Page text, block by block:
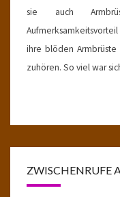
sie auch
ihre blöden
zuhören. So viel war
ZWISCHENRUFE